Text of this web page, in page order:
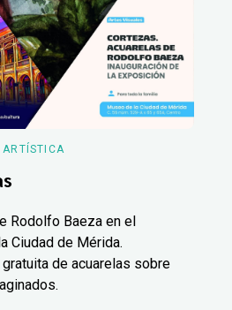
ARTÍSTICA
Rodolfo Baeza en el
Ciudad de Mérida.
de acuarelas sobre